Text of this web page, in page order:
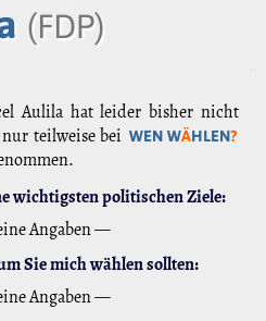
(FDP)
Aulila hat leider bisher nicht
teilweise bei WEN WÄHLEN?
wichtigsten politischen Ziele:
Angaben —
Sie mich wählen sollten:
Angaben —